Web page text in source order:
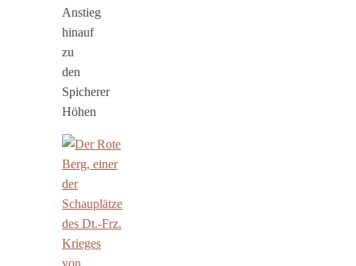
Anstieg
hinauf
zu
den
Spicherer
Höhen